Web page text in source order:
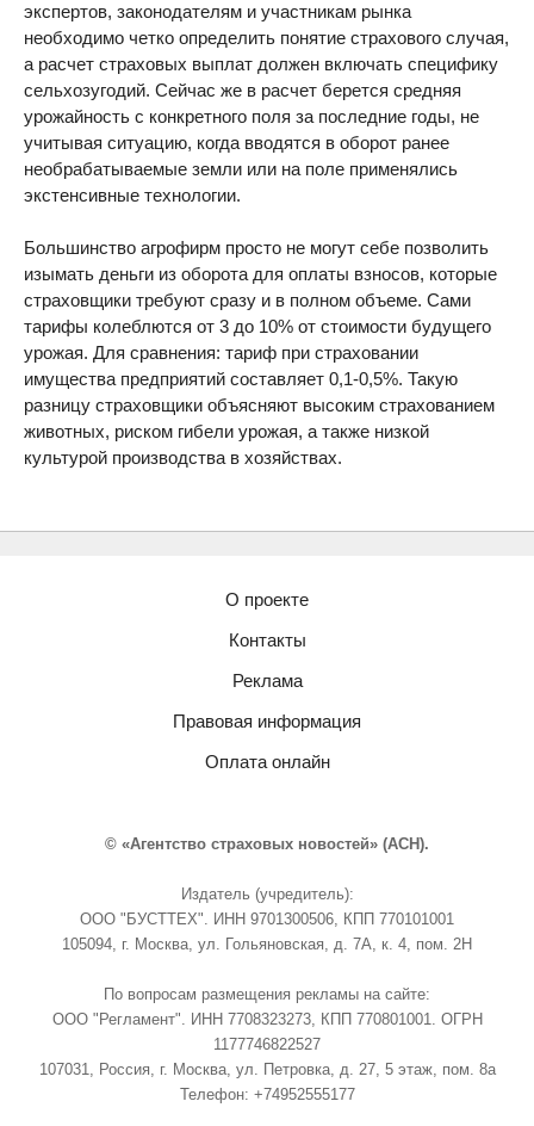
экспертов, законодателям и участникам рынка
необходимо четко определить понятие страхового случая,
а расчет страховых выплат должен включать специфику
сельхозугодий. Сейчас же в расчет берется средняя
урожайность с конкретного поля за последние годы, не
учитывая ситуацию, когда вводятся в оборот ранее
необрабатываемые земли или на поле применялись
экстенсивные технологии.
Большинство агрофирм просто не могут себе позволить
изымать деньги из оборота для оплаты взносов, которые
страховщики требуют сразу и в полном объеме. Сами
тарифы колеблются от 3 до 10% от стоимости будущего
урожая. Для сравнения: тариф при страховании
имущества предприятий составляет 0,1-0,5%. Такую
разницу страховщики объясняют высоким страхованием
животных, риском гибели урожая, а также низкой
культурой производства в хозяйствах.
О проекте
Контакты
Реклама
Правовая информация
Оплата онлайн
© «Агентство страховых новостей» (АСН).
Издатель (учредитель):
ООО "БУСТТЕХ". ИНН 9701300506, КПП 770101001
105094, г. Москва, ул. Гольяновская, д. 7А, к. 4, пом. 2Н
По вопросам размещения рекламы на сайте:
ООО "Регламент". ИНН 7708323273, КПП 770801001. ОГРН
1177746822527
107031, Россия, г. Москва, ул. Петровка, д. 27, 5 этаж, пом. 8а
Телефон: +74952555177